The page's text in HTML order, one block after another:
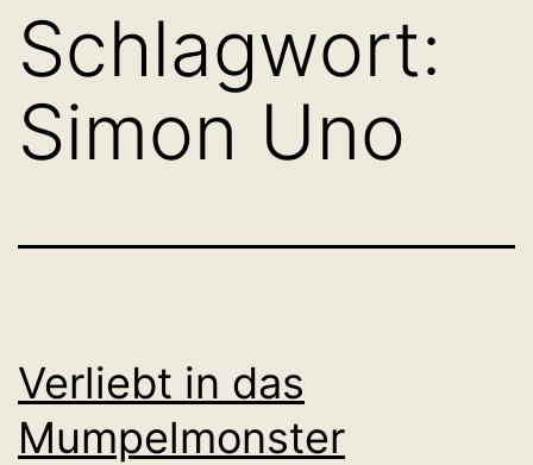
Schlagwort:
Simon Uno
Verliebt in das
Mumpelmonster